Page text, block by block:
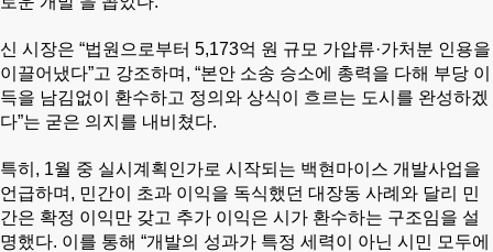
신 시장은 “법원으로부터 5,173억 원 규모 가압류·가처분 인용을
이끌어냈다”고 강조하며, “본안 소송 승소에 총력을 다해 부당 이
득을 남김없이 환수하고 정의와 상식이 흐르는 도시를 완성하겠
다”는 굳은 의지를 내비쳤다.
특히, 1월 중 실시계획인가로 시작되는 백현마이스 개발사업을
언급하며, 민간이 초과 이익을 독식했던 대장동 사례와 달리 민
간은 확정 이익만 갖고 추가 이익은 시가 환수하는 구조임을 설
명했다. 이를 통해 “개발의 성과가 특정 세력이 아닌 시민 모두에